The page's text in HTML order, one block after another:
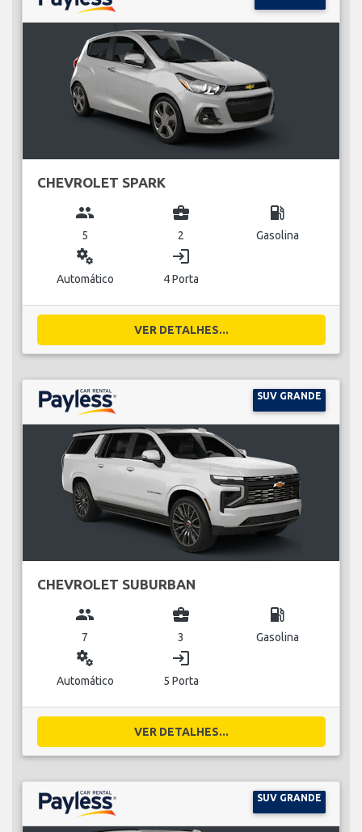
CHEVROLET SPARK
group
5
business_center
2
local_gas_station
Gasolina
miscellaneous_services
Automático
login
4 Porta
VER DETALHES...
SUV GRANDE
CHEVROLET SUBURBAN
group
7
business_center
3
local_gas_station
Gasolina
miscellaneous_services
Automático
login
5 Porta
VER DETALHES...
SUV GRANDE